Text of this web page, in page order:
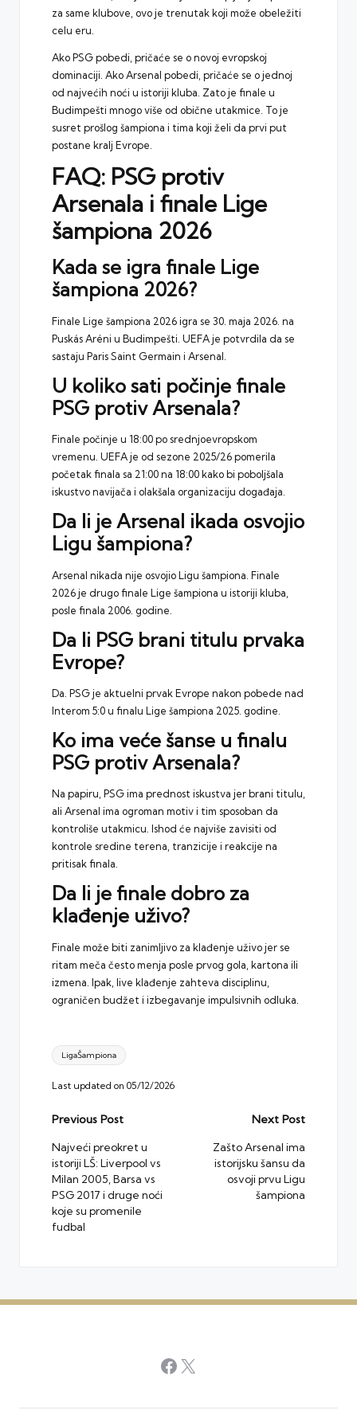
za same klubove, ovo je trenutak koji može obeležiti
celu eru.
Ako PSG pobedi, pričaće se o novoj evropskoj
dominaciji. Ako Arsenal pobedi, pričaće se o jednoj
od najvećih noći u istoriji kluba. Zato je finale u
Budimpešti mnogo više od obične utakmice. To je
susret prošlog šampiona i tima koji želi da prvi put
postane kralj Evrope.
FAQ: PSG protiv
Arsenala i finale Lige
šampiona 2026
Kada se igra finale Lige
šampiona 2026?
Finale Lige šampiona 2026 igra se 30. maja 2026. na
Puskás Aréni u Budimpešti. UEFA je potvrdila da se
sastaju Paris Saint Germain i Arsenal.
U koliko sati počinje finale
PSG protiv Arsenala?
Finale počinje u 18:00 po srednjoevropskom
vremenu. UEFA je od sezone 2025/26 pomerila
početak finala sa 21:00 na 18:00 kako bi poboljšala
iskustvo navijača i olakšala organizaciju događaja.
Da li je Arsenal ikada osvojio
Ligu šampiona?
Arsenal nikada nije osvojio Ligu šampiona. Finale
2026 je drugo finale Lige šampiona u istoriji kluba,
posle finala 2006. godine.
Da li PSG brani titulu prvaka
Evrope?
Da. PSG je aktuelni prvak Evrope nakon pobede nad
Interom 5:0 u finalu Lige šampiona 2025. godine.
Ko ima veće šanse u finalu
PSG protiv Arsenala?
Na papiru, PSG ima prednost iskustva jer brani titulu,
ali Arsenal ima ogroman motiv i tim sposoban da
kontroliše utakmicu. Ishod će najviše zavisiti od
kontrole sredine terena, tranzicije i reakcije na
pritisak finala.
Da li je finale dobro za
klađenje uživo?
Finale može biti zanimljivo za klađenje uživo jer se
ritam meča često menja posle prvog gola, kartona ili
izmena. Ipak, live klađenje zahteva disciplinu,
ograničen budžet i izbegavanje impulsivnih odluka.
Tags:
LigaŠampiona
Last updated on 05/12/2026
Post
navigation
Previous Post
Najveći preokret u
istoriji LŠ: Liverpool vs
Milan 2005, Barsa vs
PSG 2017 i druge noći
koje su promenile
fudbal
Next Post
Zašto Arsenal ima
istorijsku šansu da
osvoji prvu Ligu
šampiona
Facebook
X